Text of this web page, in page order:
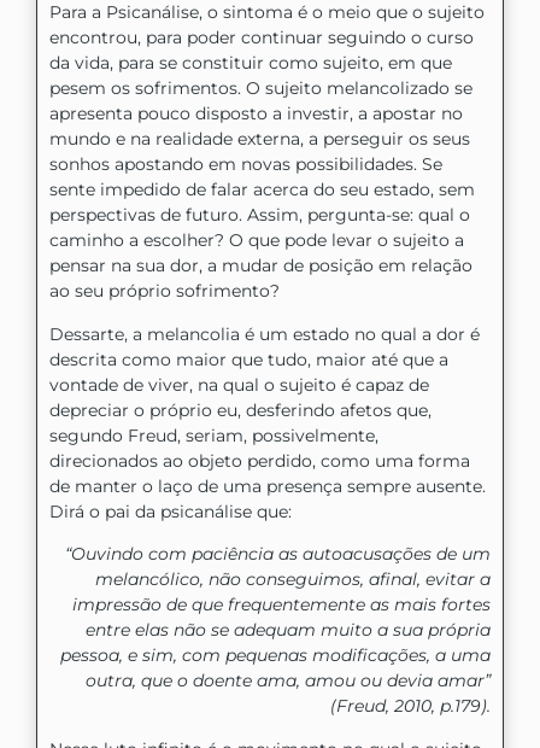
Para a Psicanálise, o sintoma é o meio que o sujeito
encontrou, para poder continuar seguindo o curso
da vida, para se constituir como sujeito, em que
pesem os sofrimentos. O sujeito melancolizado se
apresenta pouco disposto a investir, a apostar no
mundo e na realidade externa, a perseguir os seus
sonhos apostando em novas possibilidades. Se
sente impedido de falar acerca do seu estado, sem
perspectivas de futuro. Assim, pergunta-se: qual o
caminho a escolher? O que pode levar o sujeito a
pensar na sua dor, a mudar de posição em relação
ao seu próprio sofrimento?
Dessarte, a melancolia é um estado no qual a dor é
descrita como maior que tudo, maior até que a
vontade de viver, na qual o sujeito é capaz de
depreciar o próprio eu, desferindo afetos que,
segundo Freud, seriam, possivelmente,
direcionados ao objeto perdido, como uma forma
de manter o laço de uma presença sempre ausente.
Dirá o pai da psicanálise que:
“Ouvindo com paciência as autoacusações de um
melancólico, não conseguimos, afinal, evitar a
impressão de que frequentemente as mais fortes
entre elas não se adequam muito a sua própria
pessoa, e sim, com pequenas modificações, a uma
outra, que o doente ama, amou ou devia amar”
(Freud, 2010, p.179).